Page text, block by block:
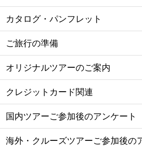
カタログ・パンフレット
ご旅行の準備
オリジナルツアーのご案内
クレジットカード関連
国内ツアーご参加後のアンケート
海外・クルーズツアーご参加後の